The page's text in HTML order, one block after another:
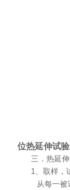
位热延伸试
三．热延
1 、取样
从每一